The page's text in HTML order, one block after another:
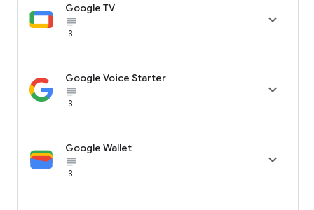
Google TV
subject_black
3

Google Voice Starter
subject_black
3

Google Wallet
subject_black
3
